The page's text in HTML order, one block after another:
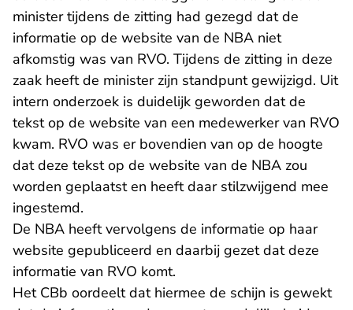
minister tijdens de zitting had gezegd dat de
informatie op de website van de NBA niet
afkomstig was van RVO. Tijdens de zitting in deze
zaak heeft de minister zijn standpunt gewijzigd. Uit
intern onderzoek is duidelijk geworden dat de
tekst op de website van een medewerker van RVO
kwam. RVO was er bovendien van op de hoogte
dat deze tekst op de website van de NBA zou
worden geplaatst en heeft daar stilzwijgend mee
ingestemd.
De NBA heeft vervolgens de informatie op haar
website gepubliceerd en daarbij gezet dat deze
informatie van RVO komt.
Het CBb oordeelt dat hiermee de schijn is gewekt